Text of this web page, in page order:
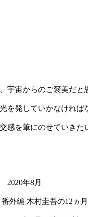
宇宙からのご褒美だと
を発していかなければ
感を筆にのせていきた
年8月
外編 木村圭吾の12ヵ